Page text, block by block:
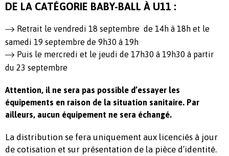
DE LA CATÉGORIE BABY-BALL À U11 :
Retrait le vendredi 18 septembre de 14h à 18h et le
samedi 19 septembre de 9h30 à 19h
Puis le mercredi et le jeudi de 17h30 à 19h30 à partir
du 23 septembre
Attention, il ne sera pas possible d’essayer les
équipements en raison de la situation sanitaire. Par
ailleurs, aucun équipement ne sera échangé.
La distribution se fera uniquement aux licenciés à jour
de cotisation et sur présentation de la pièce d’identité.